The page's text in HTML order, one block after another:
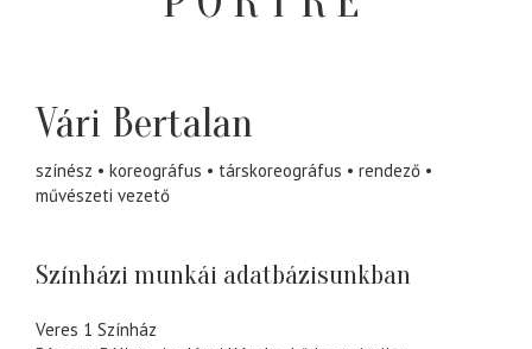
Vári Bertalan
színész koreográfus társkoreográfus
rendező
művészeti vezető
Színházi munkái adatbázisunkban
Veres 1 Színház